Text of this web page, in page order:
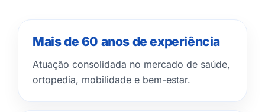
Mais de 60 anos de experiência
Atuação consolidada no mercado de saúde,
ortopedia, mobilidade e bem-estar.